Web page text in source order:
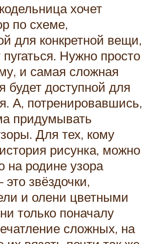
хочет
по схеме,
для конкретной вещи,
пугаться. Нужно просто
и самая сложная
будет доступной для
А, потренировавшись,
придумывать
Для тех, кому
рисунка, можно
на родине узора
звёздочки,
и олени цветными
только поначалу
сложных, на